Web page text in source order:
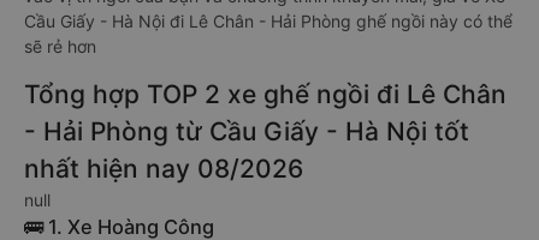
Cầu Giấy - Hà Nội đi Lê Chân - Hải Phòng ghế ngồi này có thể
sẽ rẻ hơn
Tổng hợp TOP 2 xe ghế ngồi đi Lê Chân
- Hải Phòng từ Cầu Giấy - Hà Nội tốt
nhất hiện nay 08/2026
null
🚌 1. Xe Hoàng Công